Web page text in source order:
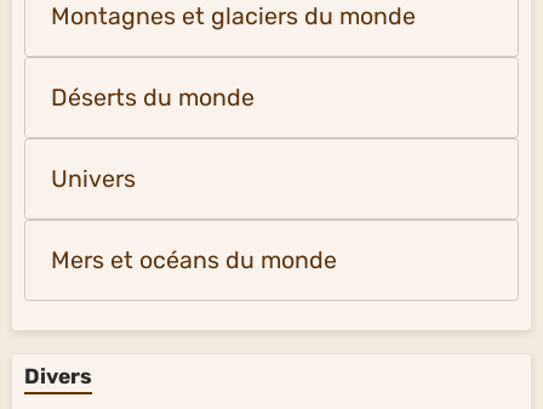
Montagnes et glaciers du monde
Déserts du monde
Univers
Mers et océans du monde
Divers